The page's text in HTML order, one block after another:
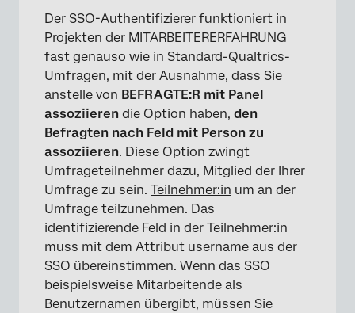
Der SSO-Authentifizierer funktioniert in
Projekten der MITARBEITERERFAHRUNG
fast genauso wie in Standard-Qualtrics-
Umfragen, mit der Ausnahme, dass Sie
anstelle von BEFRAGTE:R mit Panel
assoziieren die Option haben, den
Befragten nach Feld mit Person zu
assoziieren. Diese Option zwingt
Umfrageteilnehmer dazu, Mitglied der Ihrer
Umfrage zu sein. Teilnehmer:in um an der
Umfrage teilzunehmen. Das
identifizierende Feld in der Teilnehmer:in
muss mit dem Attribut username aus der
SSO übereinstimmen. Wenn das SSO
beispielsweise Mitarbeitende als
Benutzernamen übergibt, müssen Sie